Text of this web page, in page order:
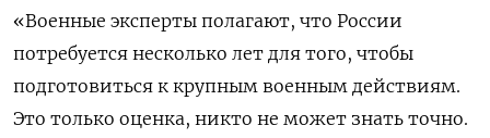
«Военные эксперты полагают, что России
потребуется несколько лет для того, чтобы
подготовиться к крупным военным действиям.
Это только оценка, никто не может знать точно.